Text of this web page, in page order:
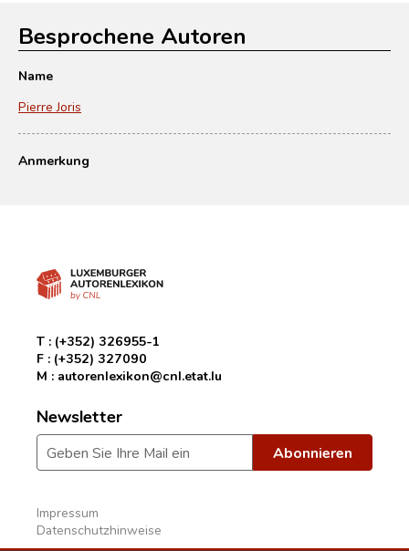
Besprochene Autoren
Name
Pierre Joris
Anmerkung
T : (+352) 326955-1
F : (+352) 327090
M : autorenlexikon@cnl.etat.lu
Newsletter
Impressum
Datenschutzhinweise